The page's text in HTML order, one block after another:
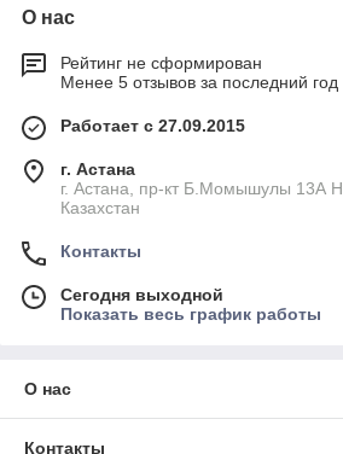
О нас
Рейтинг не сформирован
Менее 5 отзывов за последний год
Работает с 27.09.2015
г. Астана
г. Астана, пр-кт Б.Момышулы 13А
Казахстан
Контакты
Сегодня выходной
Показать весь график работы
О нас
Контакты